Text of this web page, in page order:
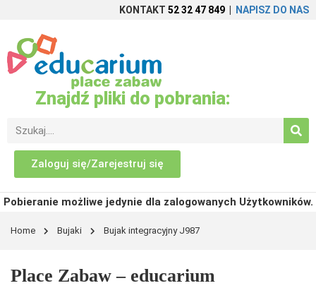
KONTAKT 52 32 47 849 NAPISZ DO NAS
Znajdź pliki do pobrania:
Zaloguj się/Zarejestruj się
Pobieranie możliwe jedynie dla zalogowanych Użytkowników.
Home Bujaki Bujak integracyjny J987
Place Zabaw – educarium